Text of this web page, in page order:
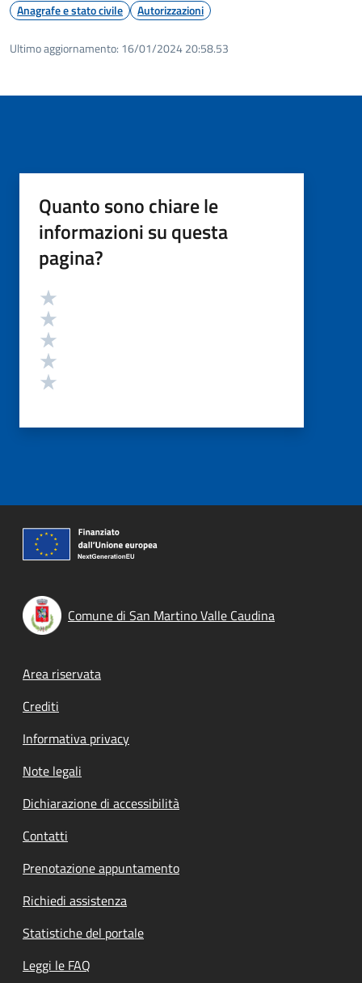
Anagrafe e stato civile Autorizzazioni
Ultimo aggiornamento: 16/01/2024 20:58.53
Quanto sono chiare le
informazioni su questa
pagina?
Valutazione
Comune di San Martino Valle Caudina
Footer menu
Area riservata
Crediti
Informativa privacy
Note legali
Dichiarazione di accessibilità
Contatti
Prenotazione appuntamento
Richiedi assistenza
Statistiche del portale
Leggi le FAQ